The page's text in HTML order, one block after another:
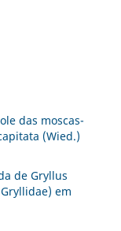
das moscas-
(Wied.)
de Gryllus
em